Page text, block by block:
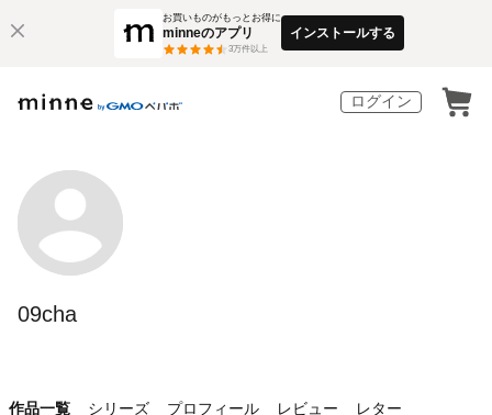
お買いものがもっとお得に
minneのアプリ
3万件以上
インストールする
ログイン
09cha
作品一覧 シリーズ プロフィール レビュー レター